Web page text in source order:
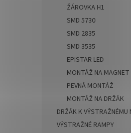
ŽÁROVKA H1
SMD 5730
SMD 2835
SMD 3535
EPISTAR LED
MONTÁŽ NA MAGNET
PEVNÁ MONTÁŽ
MONTÁŽ NA DRŽÁK
DRŽÁK K VÝSTRAŽNÉMU
VÝSTRAŽNÉ RAMPY